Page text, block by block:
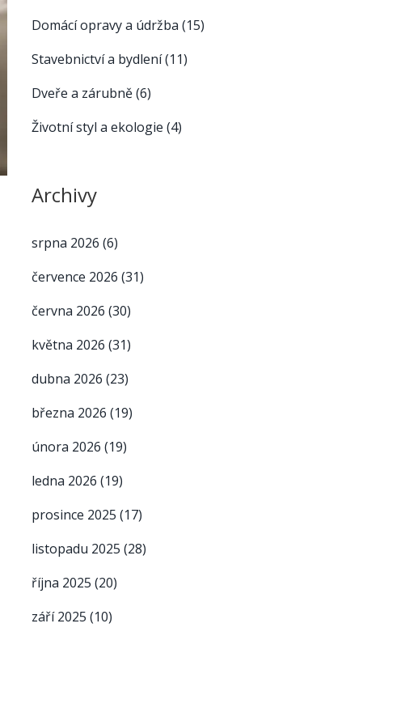
Domácí opravy a údržba (15)
Stavebnictví a bydlení(11)
Dveře a zárubně(6)
Životní styl a ekologie (4)
Archivy
srpna 2026 (6)
července 2026 (31)
června 2026 (30)
května 2026 (31)
dubna 2026 (23)
března 2026 (19)
února 2026 (19)
ledna 2026 (19)
prosince 2025 (17)
listopadu 2025 (28)
října 2025 (20)
září 2025 (10)